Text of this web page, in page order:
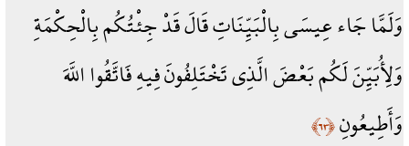
وَلَمَّا جَاء عِيسَى بِالْبَيِّنَاتِ قَالَ قَدْ جِئْتُكُم بِالْحِكْمَةِ
وَلِأُبَيِّنَ لَكُم بَعْضَ الَّذِي تَخْتَلِفُونَ فِيهِ فَاتَّقُوا اللَّهَ
وَأَطِيعُونِ﴿٦٣﴾